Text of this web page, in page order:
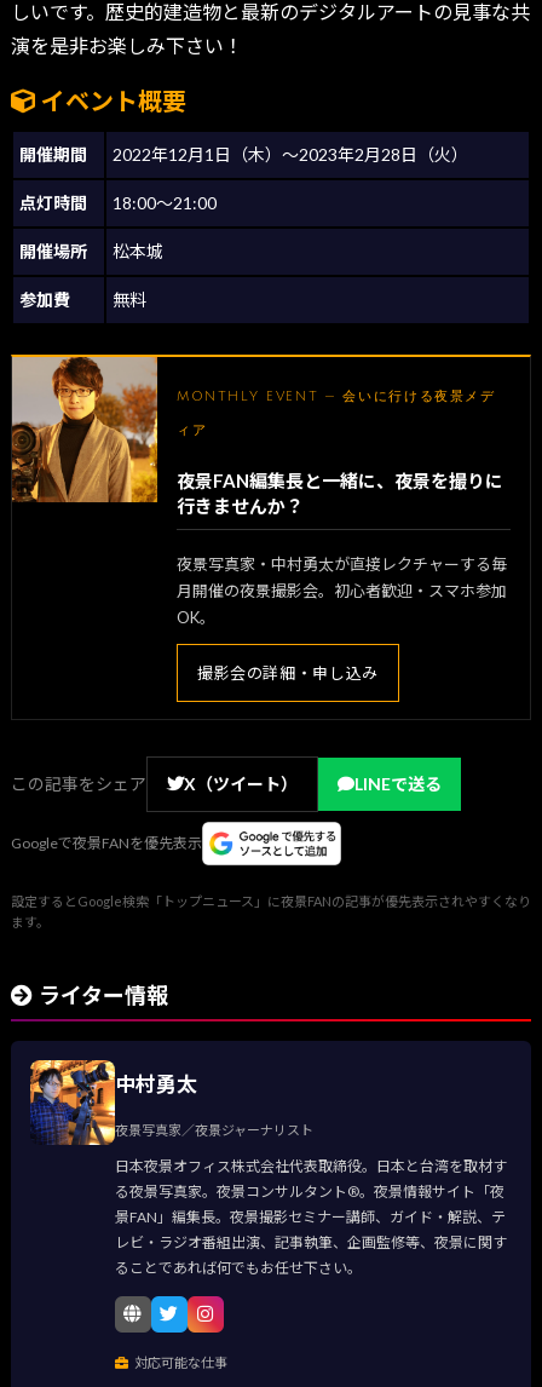
しいです。歴史的建造物と最新のデジタルアートの見事な共
演を是非お楽しみ下さい！
イベント概要
開催期間 2022年12月1日（木）～2023年2月28日（火）
点灯時間 18:00～21:00
開催場所 松本城
参加費 無料
MONTHLY EVENT — 会いに行ける夜景メデ
ィア
夜景FAN編集長と一緒に、夜景を撮りに
行きませんか？
夜景写真家・中村勇太が直接レクチャーする毎
月開催の夜景撮影会。初心者歓迎・スマホ参加
OK。
撮影会の詳細・申し込み
この記事をシェア X（ツイート） LINEで送る
Googleで夜景FANを優先表示
設定するとGoogle検索「トップニュース」に夜景FANの記事が優先表示されやすくなり
ます。
ライター情報
中村勇太
夜景写真家／夜景ジャーナリスト
日本夜景オフィス株式会社代表取締役。日本と台湾を取材す
る夜景写真家。夜景コンサルタント®。夜景情報サイト「夜
景FAN」編集長。夜景撮影セミナー講師、ガイド・解説、テ
レビ・ラジオ番組出演、記事執筆、企画監修等、夜景に関す
ることであれば何でもお任せ下さい。
対応可能な仕事